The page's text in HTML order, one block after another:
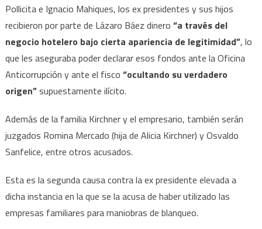
Pollicita e Ignacio Mahiques, los ex presidentes y sus hijos
recibieron por parte de Lázaro Báez dinero “a través del
negocio hotelero bajo cierta apariencia de legitimidad”, lo
que les aseguraba poder declarar esos fondos ante la Oficina
Anticorrupción y ante el fisco “ocultando su verdadero
origen”supuestamente ilícito.
Además de la familia Kirchner y el empresario, también serán
juzgados Romina Mercado (hija de Alicia Kirchner) y Osvaldo
Sanfelice, entre otros acusados.
Esta es la segunda causa contra la ex presidente elevada a
dicha instancia en la que se la acusa de haber utilizado las
empresas familiares para maniobras de blanqueo.